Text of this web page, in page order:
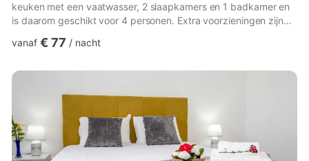
keuken met een vaatwasser, 2 slaapkamers en 1 badkamer en
is daarom geschikt voor 4 personen. Extra voorzieningen zijn
schoonmaakmiddelen zijn beschikbaar voor het hele complex
over een open privéterras waar u 's avonds kunt chillen. Er is
vanaf € 77 / nacht